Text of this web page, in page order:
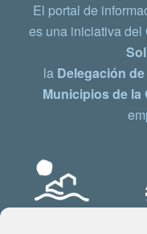
El portal de
es una iniciativa del
Sol
la Delegación de
Municipios de la